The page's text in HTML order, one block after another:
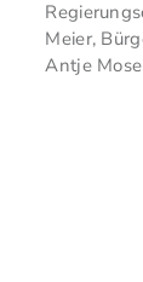
Meier,
Antje